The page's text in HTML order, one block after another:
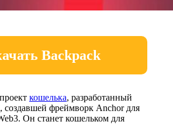
Backpack
кошелька, разработанный
создавшей фреймворк Anchor для
Он станет кошельком для